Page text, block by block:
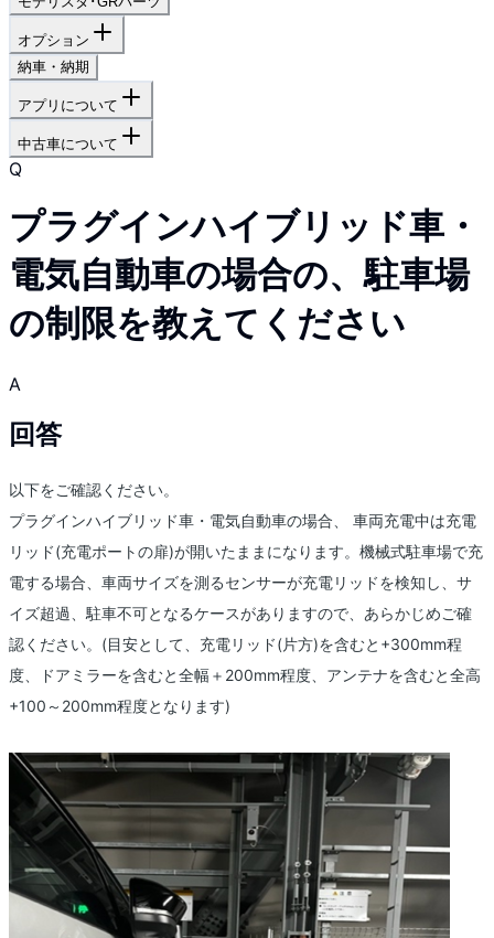
オプション
納車・納期
アプリについて
中古車について
Q
プラグインハイブリッド車・
電気自動車の場合の、駐車場
の制限を教えてください
A
回答
以下をご確認ください。
プラグインハイブリッド車・電気自動車の場合、 車両充電中は充電
リッド(充電ポートの扉)が開いたままになります。機械式駐車場で充
電する場合、車両サイズを測るセンサーが充電リッドを検知し、サ
イズ超過、駐車不可となるケースがありますので、あらかじめご確
認ください。(目安として、充電リッド(片方)を含むと+300mm程
度、ドアミラーを含むと全幅＋200mm程度、アンテナを含むと全高
+100～200mm程度となります)